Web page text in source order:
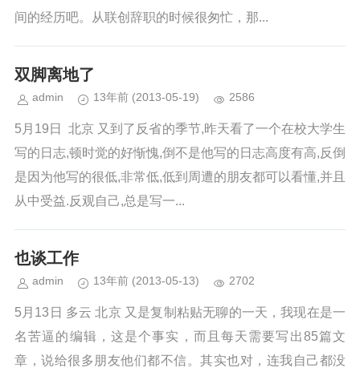
间的经历吧。从联创辞职的时候很匆忙，那...
双脚离地了
admin 13年前 (2013-05-19) 2586
5月19日 北京 又到了反省的季节,昨天看了一个在校大学生
写的日志,顿时觉的好惭愧,倒不是他写的日志高度有高,反倒
是因为他写的很低,非常低,低到周遭的朋友都可以看懂,并且
从中受益.反观自己,总是写一...
也谈工作
admin 13年前 (2013-05-13) 2702
5月13日 多云 北京 又是复制粘贴无聊的一天，我现在是一
名苦逼的编辑，这是个事实，而且每天需要写出85篇文
章，说给很多朋友他们都不信。其实也对，连我自己都没